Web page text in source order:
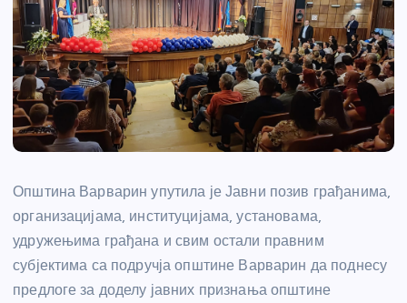
Општина Варварин упутила је Јавни позив грађанима,
организацијама, институцијама, установама,
удружењима грађана и свим остали правним
субјектима са подручја општине Варварин да поднесу
предлоге за доделу јавних признања општине